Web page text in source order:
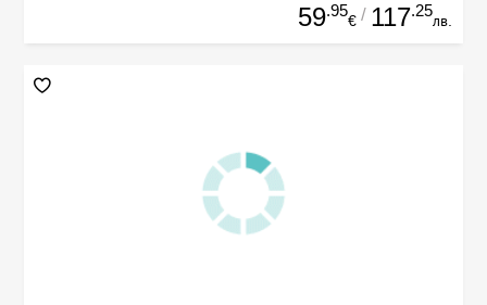
59.95
€ / 117.25
лв.